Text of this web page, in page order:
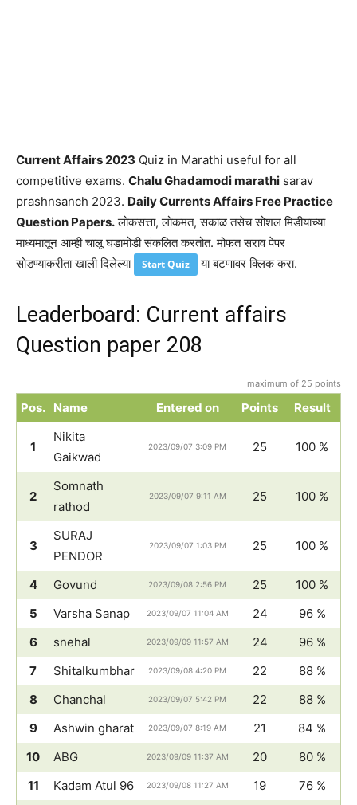
Current Affairs 2023 Quiz in Marathi useful for all
competitive exams. Chalu Ghadamodi marathi sarav
prashnsanch 2023. Daily Currents Affairs Free Practice
Question Papers.लोकसत्ता, लोकमत, सकाळ तसेच सोशल मिडीयाच्या
माध्यमातून आम्ही चालू घडामोडी संकलित करतोत. मोफत सराव पेपर
सोडण्याकरीता खाली दिलेल्या
Start Quiz या बटणावर क्लिक करा.
Leaderboard: Current affairs
Question paper 208
maximum of 25 points
Pos. Name Entered on Points Result
1
Nikita
Gaikwad
2023/09/07 3:09 PM 25 100 %
2
Somnath
rathod
2023/09/07 9:11 AM 25 100 %
3
SURAJ
PENDOR
2023/09/07 1:03 PM 25 100 %
4 Govund 2023/09/08 2:56 PM 25
100 %
5
Varsha Sanap 2023/09/07 11:04 AM 24
96 %
6
snehal 2023/09/09 11:57 AM 24
96 %
7
Shitalkumbhar 2023/09/08 4:20 PM 22
88 %
8
Chanchal 2023/09/07 5:42 PM 22
88 %
9
Ashwin gharat 2023/09/07 8:19 AM 21
84 %
10
ABG 2023/09/09 11:37 AM 20
80 %
11
Kadam Atul 96 2023/09/08 11:27 AM 19
76 %